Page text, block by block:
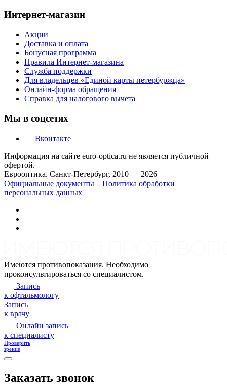
Интернет-магазин
Акции
Доставка и оплата
Бонусная программа
Правила Интернет-магазина
Служба поддержки
Для владельцев «Единой карты петербуржца»
Онлайн-форма обращения
Справка для налогового вычета
Мы в соцсетях
Вконтакте
Информация на сайте euro-optica.ru не является публичной
офертой.
Еврооптика. Санкт-Петербург, 2010 — 2026
Официальные документы
Политика обработки
персональных данных
Имеются противопоказания. Необходимо
проконсультироваться со специалистом.
Запись
к офтальмологу
Запись
к врачу
Онлайн запись
к специалисту
Проверить
зрение
Заказать звонок